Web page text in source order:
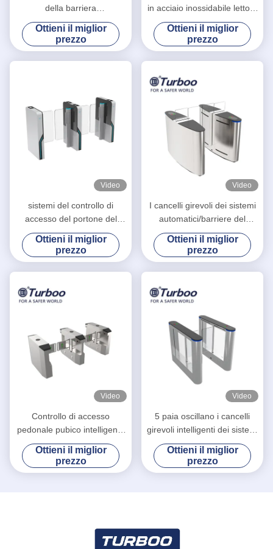
della barriera
dell'oscillazione del controllo
di accesso del cancello
girevole del portone di
velocità del servomotore
Ottieni il miglior
prezzo
in acciaio inossidabile lettore
di cattura di schede
incorporato servomotore
senza spazzole
Ottieni il miglior
prezzo
Video
sistemi del controllo di
accesso del portone del
cancello girevole
dell'oscillazione del
supermercato di 900mm
Ottieni il miglior
prezzo
Video
I cancelli girevoli dei sistemi
automatici/barriere del
controllo di accesso ed i
portoni 24V vanno in
automobile la tensione
Ottieni il miglior
prezzo
Video
Controllo di accesso
pedonale pubico intelligente
del portone per controllo di
folla al minuto
Ottieni il miglior
prezzo
Video
5 paia oscillano i cancelli
girevoli intelligenti dei sistemi
automatici del cancello
girevole del portone di
velocità
Ottieni il miglior
prezzo